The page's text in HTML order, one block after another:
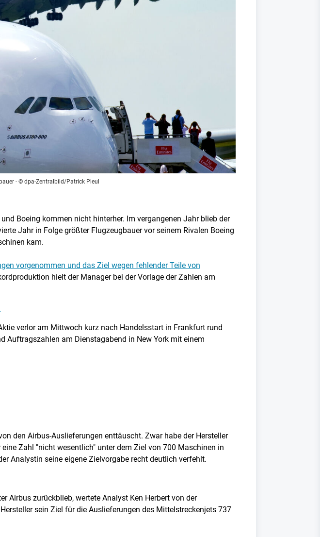
- © dpa-Zentralbild/Patrick Pleul
und Boeing kommen nicht hinterher. Im vergangenen Jahr blieb der
Jahr in Folge größter Flugzeugbauer vor seinem Rivalen Boeing
kam.
vorgenommen und das Ziel wegen fehlender Teile von
hielt der Manager bei der Vorlage der Zahlen am
verlor am Mittwoch kurz nach Handelsstart in Frankfurt rund
Auftragszahlen am Dienstagabend in New York mit einem
den Airbus-Auslieferungen enttäuscht. Zwar habe der Hersteller
Zahl "nicht wesentlich" unter dem Ziel von 700 Maschinen in
Analystin seine eigene Zielvorgabe recht deutlich verfehlt.
Airbus zurückblieb, wertete Analyst Ken Herbert von der
sein Ziel für die Auslieferungen des Mittelstreckenjets 737